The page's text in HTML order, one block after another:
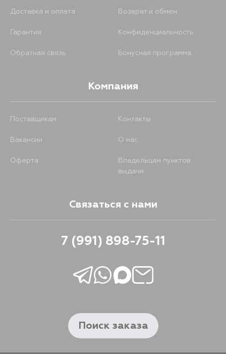
Доставка и оплата Возврат и обмен
Гарантия Конфиденциальность
Обратная связь Бонусная программа
Компания
Поставщикам Контакты
Вакансии О нас
Оферта
Владельцам пунктов
выдачи
Связаться с нами
7 (991) 898-75-11
Поиск заказа